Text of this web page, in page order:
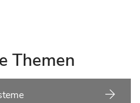
Themen